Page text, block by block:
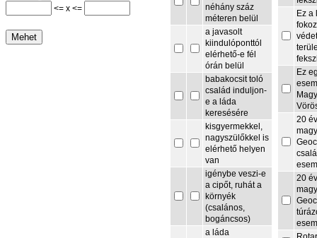
<= x <=
néhány száz
méteren belül
a javasolt
kiindulóponttól
elérhető-e fél
órán belül
babakocsit toló
család induljon-
e a láda
keresésére
kisgyermekkel,
nagyszülőkkel is
elérhető helyen
van
igénybe veszi-e
a cipőt, ruhát a
környék
(csalános,
bogáncsos)
a láda
Ez a
Ez
20
20